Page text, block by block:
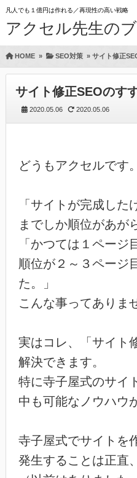
凡人でも１億円は作れる／再現性の高い戦略
アクセル先生の
HOME» SEO対策» サイト修正
サイト修正SEOのす
2020.05.06 2020.05.06
どうもアクセルです。
「サイトが完成し
までしか順位があが
「かつては１ペー
順位が２～３ページ
た。」
こんな事ってありま
実はコレ、「サイト
解決できます。
特に寺子屋式のサイ
中も可能なノウハウ
寺子屋式でサイトを
発生することは正直